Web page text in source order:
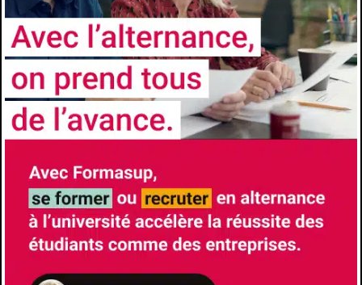
CONTACTS
Université
Avignon Université
Faculté/Institut/Ecole
Institut Universitaire de Technologie d'Avignon
Site de la formation
Brochure de la formation